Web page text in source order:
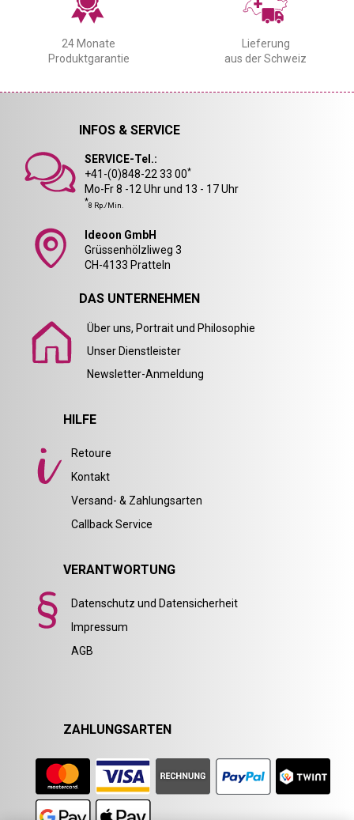
24 Monate
Produktgarantie
Lieferung
aus der Schweiz
INFOS & SERVICE
SERVICE-Tel.:
+41-(0)848-22 33 00*
Mo-Fr 8 -12 Uhr und 13 - 17 Uhr
*8 Rp./Min.
Ideoon GmbH
Grüssenhölzliweg 3
CH-4133 Pratteln
DAS UNTERNEHMEN
Über uns, Portrait und Philosophie
Unser Dienstleister
Newsletter-Anmeldung
HILFE
Retoure
Kontakt
Versand- & Zahlungsarten
Callback Service
VERANTWORTUNG
Datenschutz und Datensicherheit
Impressum
AGB
ZAHLUNGSARTEN